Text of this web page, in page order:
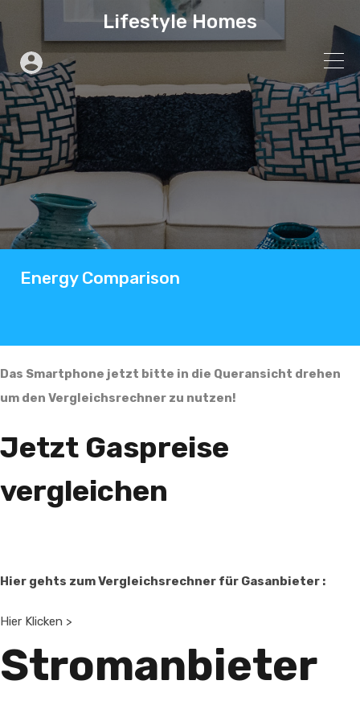
Lifestyle Homes
Energy Comparison
Das Smartphone jetzt bitte in die Queransicht drehen
um den Vergleichsrechner zu nutzen!
Jetzt Gaspreise
vergleichen
Hier gehts zum Vergleichsrechner für Gasanbieter :
Hier Klicken >
Stromanbieter